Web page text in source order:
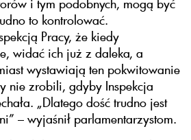
i tym podobnych, mogą być
to kontrolować.
Pracy, że kiedy
widać ich już z daleka, a
wystawiają ten pokwitowanie
nie zrobili, gdyby Inspekcja
„Dlatego dość trudno jest
– wyjaśnił parlamentarzystom.